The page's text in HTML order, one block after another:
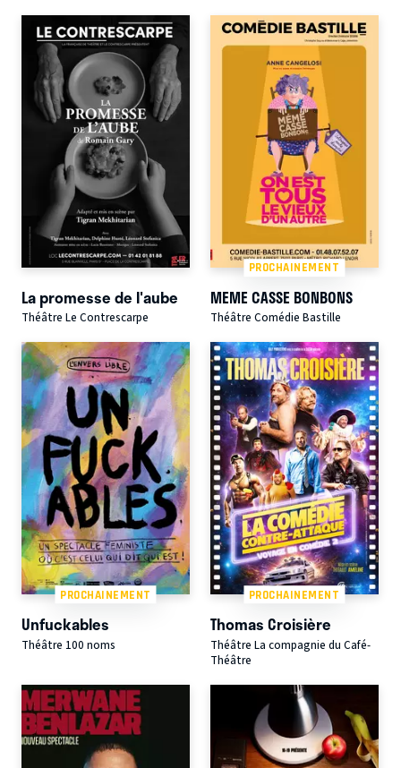
La promesse de l'aube
Théâtre Le Contrescarpe
PROCHAINEMENT
MEME CASSE BONBONS
Théâtre Comédie Bastille
PROCHAINEMENT
Unfuckables
Théâtre 100 noms
PROCHAINEMENT
Thomas Croisière
Théâtre La compagnie du Café-
Théâtre